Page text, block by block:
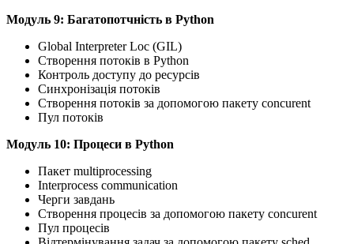
Mодуль 9: Багатопотчність в Python
Global Interpreter Loc (GIL)
Створення потоків в Python
Контроль доступу до ресурсів
Синхронізація потоків
Створення потоків за допомогою пакету concurent
Пул потоків
Mодуль 10: Процеси в Python
Пакет multiprocessing
Interprocess communication
Черги завдань
Створення процесів за допомогою пакету concurent
Пул процесів